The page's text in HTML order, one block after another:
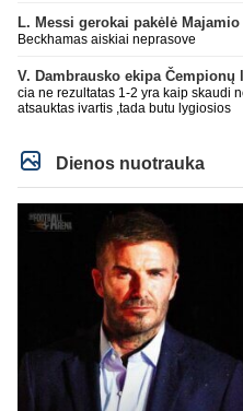
Beckhamas aiskiai neprasove
cia ne rezultatas 1-2 yra kaip skaudi
atsauktas ivartis ,tada butu lygiosios
Dienos nuotrauka